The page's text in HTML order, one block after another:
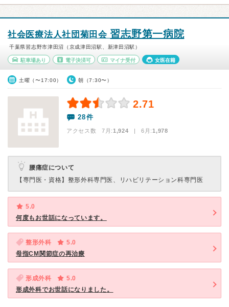
社会医療法人社団菊田会習志野第一病院
千葉県習志野市津田沼（京成津田沼駅、新津田沼駅）
駐車場あり 電子決済可 マイナ受付 女医在籍
土曜（〜17:00） 朝（7:30〜）
2.71
28件
アクセス数 7月:1,924 | 6月:1,978
腰痛症について
【専門医・資格】 整形外科専門医、リハビリテーション科専門医
5.0
何度もお世話になっています。
整形外科
5.0
母指CM関節症の再治療
形成外科
5.0
形成外科でお世話になりました。